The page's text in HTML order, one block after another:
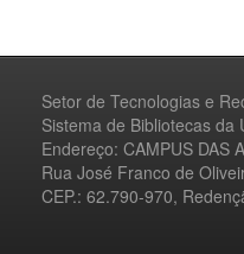
Setor de Tecnologias e
Sistema de Bibliotecas da
Endereço: CAMPUS DAS
Rua José Franco de
CEP.: 62.790-970,